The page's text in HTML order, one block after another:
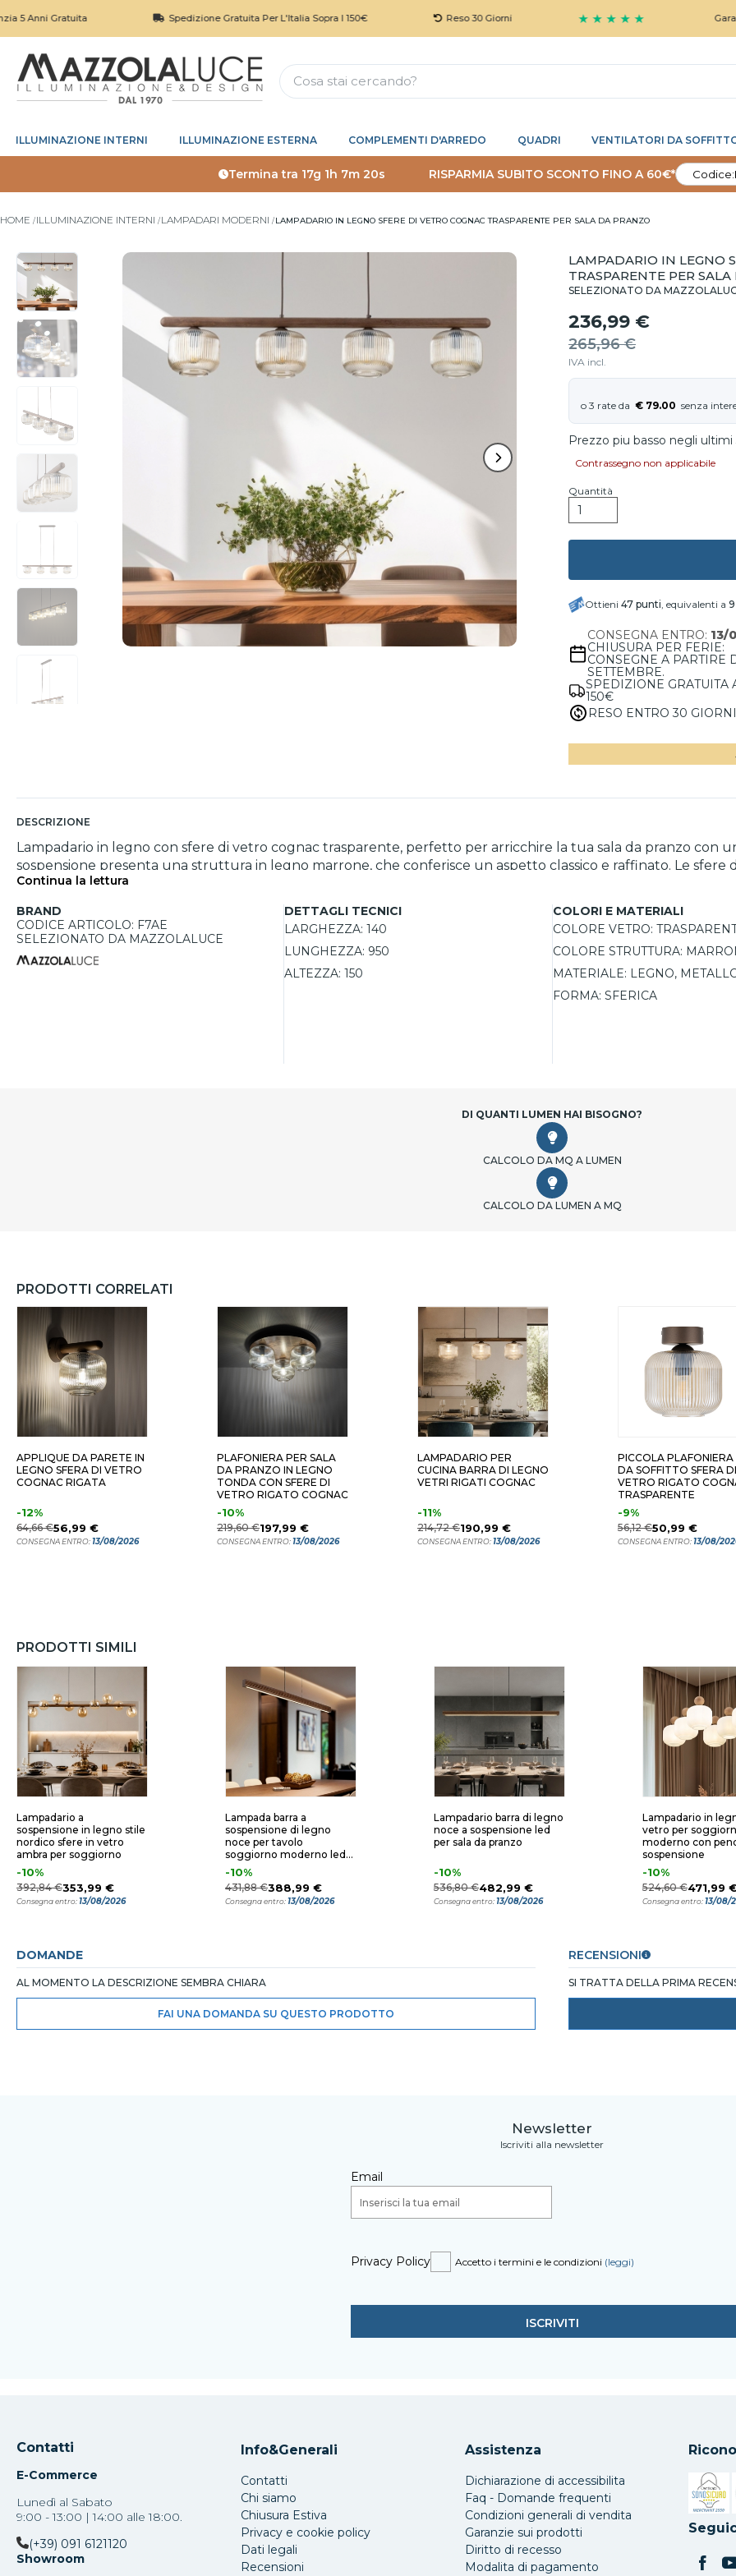
Gratuita Spedizione Gratuita Per L'Italia Sopra I 150€ Reso 30 Giorni ★ ★ ★ ★ ★ Garanzia 5
ILLUMINAZIONE INTERNI ILLUMINAZIONE ESTERNA COMPLEMENTI D'ARREDO QUADRI VENTILATORI DA
Termina tra17g 1h 7m 19s RISPARMIA SUBITO SCONTO FINO A 60€* Codice:
HOME ILLUMINAZIONE INTERNI LAMPADARI MODERNI LAMPADARIO IN LEGNO SFERE DI VETRO COGNAC TRASPARENTE PER SALA DA PRANZO
LAMPADARIO IN LEGNO
TRASPARENTE PER
SELEZIONATO DA
236,99 €
265,96 €
IVA incl.
€ 79.00
Prezzo piu basso negli
Contrassegno non applicabile
Quantità
Ottieni 47 punti, equivalenti a
CONSEGNA ENTRO: 13/
CHIUSURA PER FERIE:
CONSEGNE A PARTIRE
SETTEMBRE.
SPEDIZIONE GRATUITA
150€
RESO ENTRO 30 GIORNI
DESCRIZIONE
Lampadario in legno con sfere di vetro cognac trasparente, perfetto per arricchire la tua sala da pranzo con
sospensione presenta una struttura in legno marrone, che conferisce un aspetto classico e raffinato. Le
accogliente, ma aggiungono anche un elemento decorativo distintivo. La potenza massima supportata è di
seconda della lampadina scelta. Con dimensioni generose e un’installazione semplice, questo lampadario
un’atmosfera conviviale per cene e occasioni speciali.
Continua la lettura
BRAND
CODICE ARTICOLO: F7AE
SELEZIONATO DA MAZZOLALUCE
DETTAGLI TECNICI
LARGHEZZA: 140
LUNGHEZZA: 950
ALTEZZA: 150
COLORI E MATERIALI
COLORE VETRO:
COLORE STRUTTURA:
MATERIALE: LEGNO,
FORMA: SFERICA
DI QUANTI LUMEN HAI BISOGNO?
CALCOLO DA MQ A LUMEN
CALCOLO DA LUMEN A MQ
PRODOTTI CORRELATI
APPLIQUE DA PARETE IN
LEGNO SFERA DI VETRO
COGNAC RIGATA
-12%
64,66 €56,99 €
CONSEGNA ENTRO:13/08/2026
PLAFONIERA PER SALA
DA PRANZO IN LEGNO
TONDA CON SFERE DI
VETRO RIGATO COGNAC
-10%
219,60 €197,99 €
CONSEGNA ENTRO:13/08/2026
LAMPADARIO PER
CUCINA BARRA DI LEGNO
VETRI RIGATI COGNAC
-11%
214,72 €190,99 €
CONSEGNA ENTRO:13/08/2026
PICCOLA PLAFONIERA
DA SOFFITTO SFERA DI
VETRO RIGATO
TRASPARENTE
-9%
56,12 €50,99 €
CONSEGNA ENTRO:13/08/
PRODOTTI SIMILI
Lampadario a
sospensione in legno stile
nordico sfere in vetro
ambra per soggiorno
-10%
392,84 €353,99 €
Consegna entro:13/08/2026
Lampada barra a
sospensione di legno
noce per tavolo
soggiorno moderno led
24w 3000k
-10%
431,88 €388,99 €
Consegna entro:13/08/2026
Lampadario barra di legno
noce a sospensione led
per sala da pranzo
-10%
536,80 €482,99 €
Consegna entro:13/08/2026
Lampadario in
vetro per
moderno con
sospensione
-10%
524,60 €471,99
Consegna entro:13/08/
DOMANDE
AL MOMENTO LA DESCRIZIONE SEMBRA CHIARA
FAI UNA DOMANDA SU QUESTO PRODOTTO
RECENSIONI
SI TRATTA DELLA PRIMA
Newsletter
Iscriviti alla newsletter
Email
Privacy Policy Accetto i termini e le condizioni (leggi)
Contatti
E-Commerce
Lunedì al Sabato
9:00 - 13:00 | 14:00 alle 18:00.
(+39) 091 6121120
Showroom
Info&Generali
Contatti
Chi siamo
Chiusura Estiva
Privacy e cookie policy
Dati legali
Recensioni
Assistenza
Dichiarazione di accessibilita
Faq - Domande frequenti
Condizioni generali di vendita
Garanzie sui prodotti
Diritto di recesso
Modalita di pagamento
Si apre